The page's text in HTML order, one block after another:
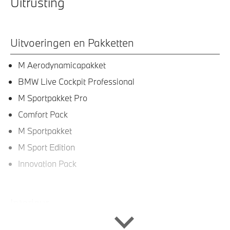
Uitvoeringen en Pakketten
M Aerodynamicapakket
BMW Live Cockpit Professional
M Sportpakket Pro
Comfort Pack
M Sportpakket
M Sport Edition
Innovation Pack